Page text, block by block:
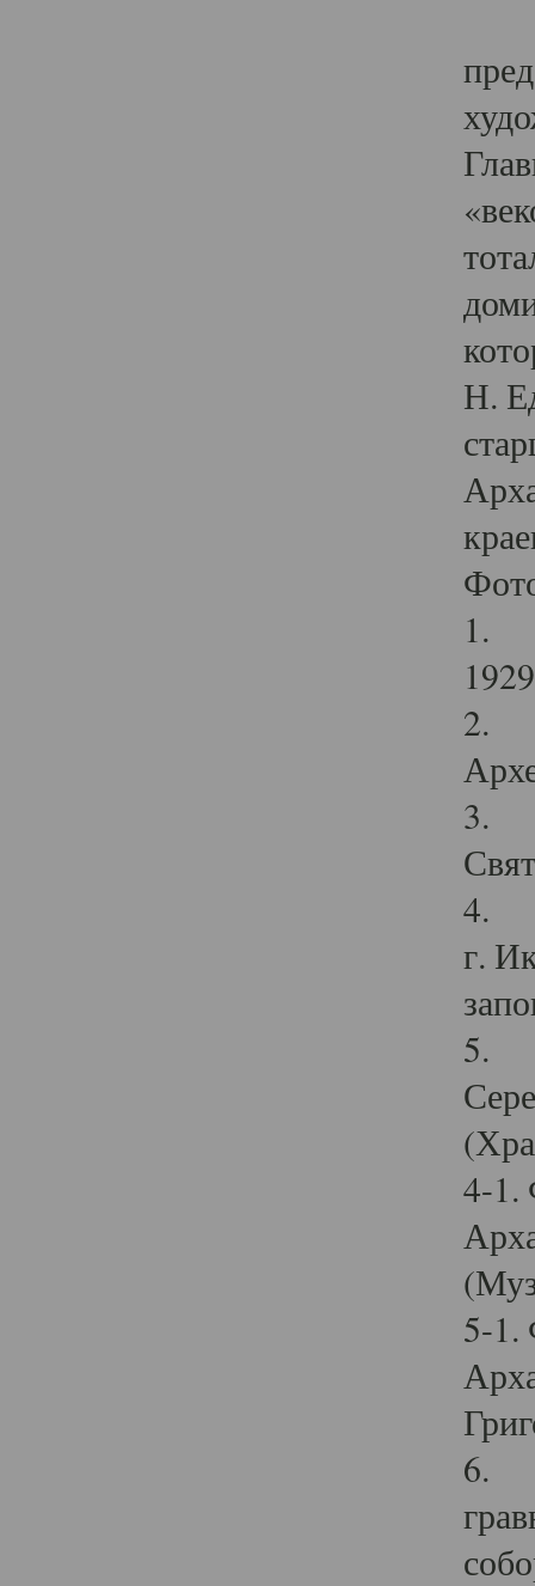
Н.
1.
2.
3.
4.
г.
5.
4-1.
5-1.
6.